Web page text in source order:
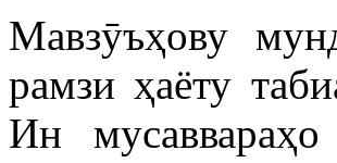
Мавзӯъҳову
рамзи ҳаёту
Ин